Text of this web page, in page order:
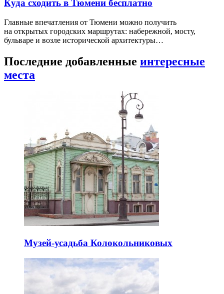
Куда сходить в Тюмени бесплатно
Главные впечатления от Тюмени можно получить
на открытых городских маршрутах: набережной, мосту,
бульваре и возле исторической архитектуры…
Последние добавленные интересные
места
Музей-усадьба Колокольниковых